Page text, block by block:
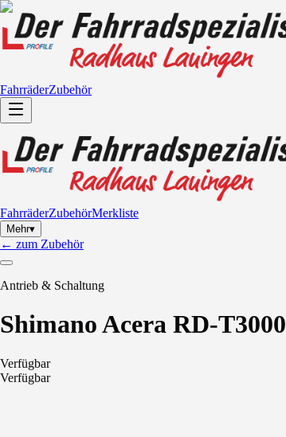
FahrräderZubehör
FahrräderZubehörMerkliste
Mehr▾
← zum Zubehör
Antrieb & Schaltung
Shimano Acera RD-T3000
Verfügbar
Verfügbar